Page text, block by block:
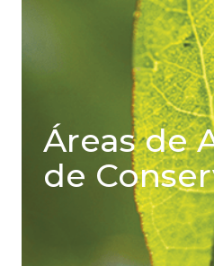
Áreas de
de